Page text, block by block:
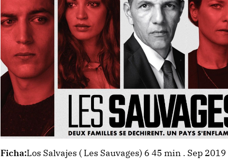
Ficha:Los Salvajes ( Les Sauvages) 6 45 min . Sep 2019